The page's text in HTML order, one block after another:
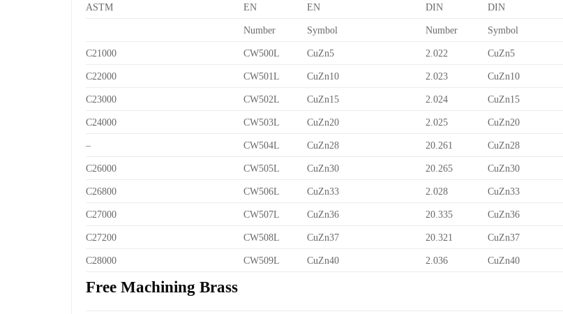
ASTM EN EN DIN DIN
Number Symbol Number Symbol
C21000 CW500L CuZn5 2.022 CuZn5
C22000 CW501L CuZn10 2.023 CuZn10
C23000 CW502L CuZn15 2.024 CuZn15
C24000 CW503L CuZn20 2.025 CuZn20
– CW504L CuZn28 20.261 CuZn28
C26000 CW505L CuZn30 20.265 CuZn30
C26800 CW506L CuZn33 2.028 CuZn33
C27000 CW507L CuZn36 20.335 CuZn36
C27200 CW508L CuZn37 20.321 CuZn37
C28000 CW509L CuZn40 2.036 CuZn40
Free Machining Brass